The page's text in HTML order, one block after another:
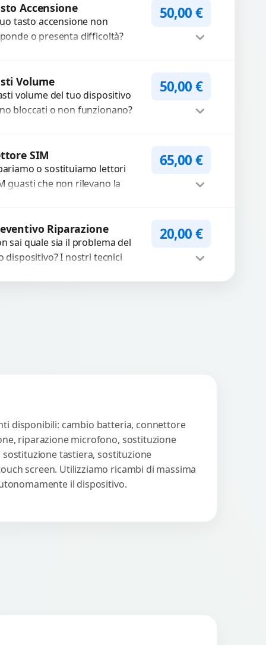
per 3...
Accensione
tasto accensione non
o presenta difficoltà?
utilizzando
di...
50,00€
Volume
volume del tuo dispositivo
bloccati o non funzionano?
50,00€
SIM
o sostituiamo lettori
guasti che non rilevano la
65,00€
Riparazione
sai quale sia il problema del
dispositivo? I nostri tecnici
20,00€
disponibili: cambio batteria, connettore
riparazione microfono, sostituzione
tastiera, sostituzione
screen. Utilizziamo ricambi di massima
il dispositivo.